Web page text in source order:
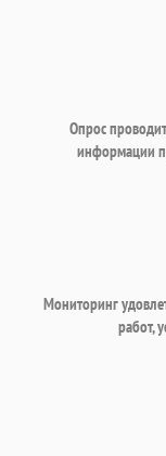
Опрос
информации
Мониторинг
работ,